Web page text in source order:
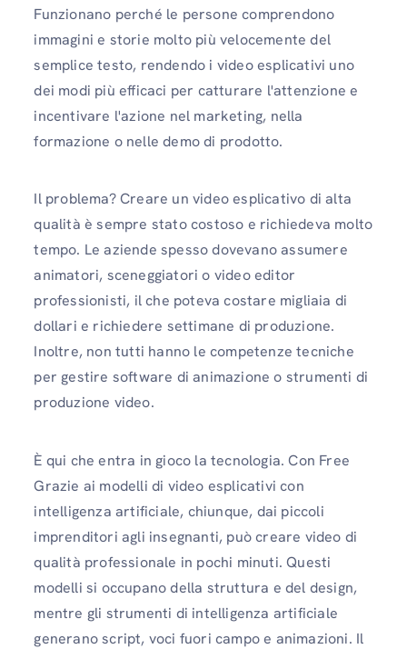
Funzionano perché le persone comprendono
immagini e storie molto più velocemente del
semplice testo, rendendo i video esplicativi uno
dei modi più efficaci per catturare l'attenzione e
incentivare l'azione nel marketing, nella
formazione o nelle demo di prodotto.
Il problema? Creare un video esplicativo di alta
qualità è sempre stato costoso e richiedeva molto
tempo. Le aziende spesso dovevano assumere
animatori, sceneggiatori o video editor
professionisti, il che poteva costare migliaia di
dollari e richiedere settimane di produzione.
Inoltre, non tutti hanno le competenze tecniche
per gestire software di animazione o strumenti di
produzione video.
È qui che entra in gioco la tecnologia. Con Free
Grazie ai modelli di video esplicativi con
intelligenza artificiale, chiunque, dai piccoli
imprenditori agli insegnanti, può creare video di
qualità professionale in pochi minuti. Questi
modelli si occupano della struttura e del design,
mentre gli strumenti di intelligenza artificiale
generano script, voci fuori campo e animazioni. Il